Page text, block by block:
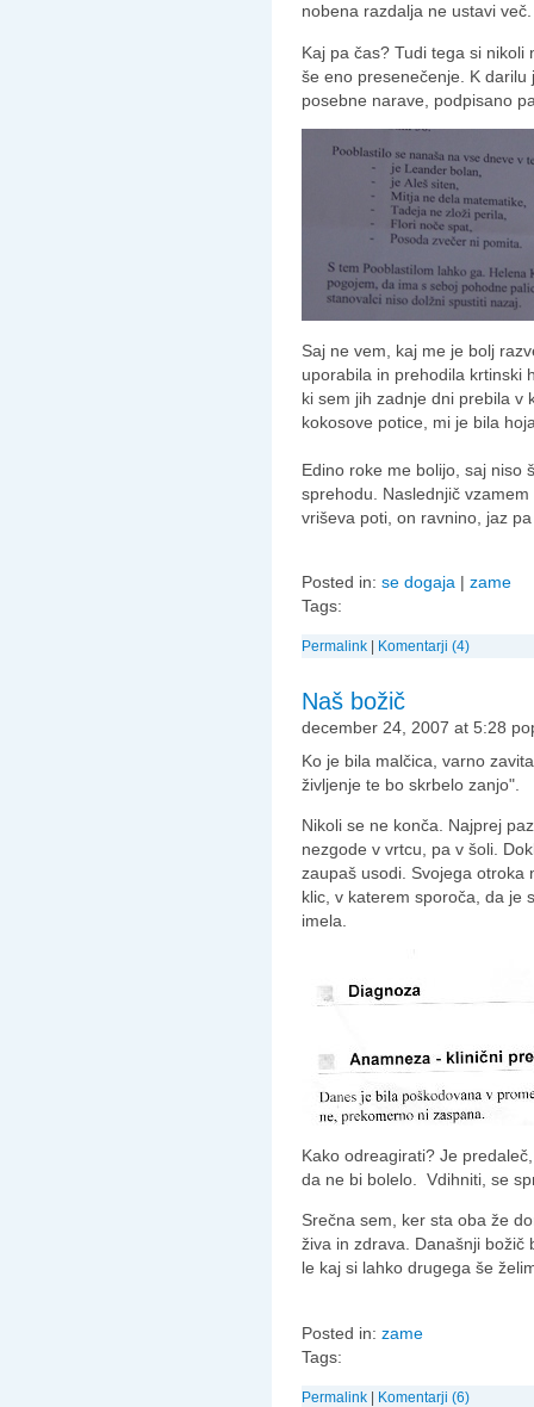
nobena razdalja ne ustavi
Kaj pa čas? Tudi tega si
še eno presenečenje. K
posebne narave, podpisano
Saj ne vem, kaj me je bolj
uporabila in prehodila krtinski
ki sem jih zadnje dni prebila v
kokosove potice, mi je bila
Edino roke me bolijo, saj niso
sprehodu. Naslednjič
vriševa poti, on ravnino, jaz
Posted in: se dogaja | zame
Tags:
Permalink Komentarji (4)
Naš božič
december 24, 2007 at 5:28
Ko je bila malčica, varno
življenje te bo skrbelo zanjo".
Nikoli se ne konča. Najprej
nezgode v vrtcu, pa v šoli.
zaupaš usodi. Svojega otroka
klic, v katerem sporoča, da je
imela.
Kako odreagirati? Je
da ne bi bolelo. Vdihniti, se
Srečna sem, ker sta oba že
živa in zdrava. Današnji
le kaj si lahko drugega še
Posted in: zame
Tags:
Permalink | Komentarji (6)